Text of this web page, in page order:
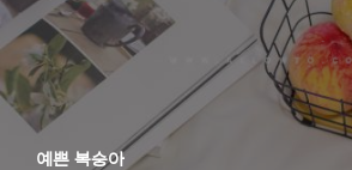
예쁜 복숭아